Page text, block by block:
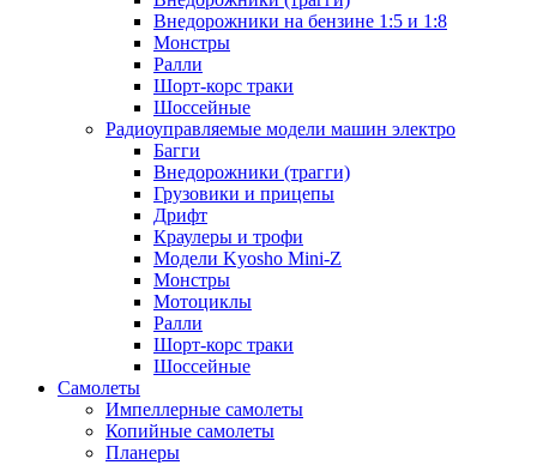
Внедорожники на бензине 1:5 и 1:8
Монстры
Ралли
Шорт-корс траки
Шоссейные
Радиоуправляемые модели машин электро
Багги
Внедорожники (трагги)
Грузовики и прицепы
Дрифт
Краулеры и трофи
Модели Kyosho Mini-Z
Монстры
Мотоциклы
Ралли
Шорт-корс траки
Шоссейные
Самолеты
Импеллерные самолеты
Копийные самолеты
Планеры